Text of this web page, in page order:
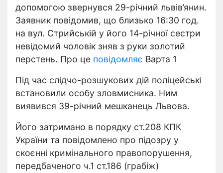
допомогою звернувся 29-річний львів’янин.
Заявник повідомив, що близько 16:30 год.
на вул. Стрийській у його 14-річної сестри
невідомий чоловік зняв з руки золотий
перстень. Про це повідомляє Варта 1
Під час слідчо-розшукових дій поліцейські
встановили особу зловмисника. Ним
виявився 39-річний мешканець Львова.
Його затримано в порядку ст.208 КПК
України та повідомлено про підозру у
скоєнні кримінального правопорушення,
передбаченого ч.1 ст.186 (грабіж)